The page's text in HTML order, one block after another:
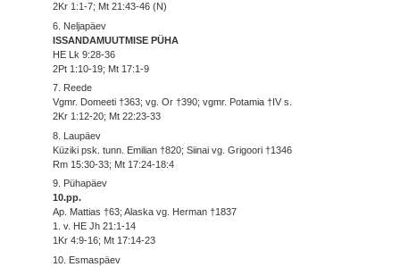
2Kr 1:1-7; Mt 21:43-46 (N)
6. Neljapäev
ISSANDAMUUTMISE PÜHA
HE Lk 9:28-36
2Pt 1:10-19; Mt 17:1-9
7. Reede
Vgmr. Domeeti †363; vg. Or †390; vgmr. Potamia †IV s.
2Kr 1:12-20; Mt 22:23-33
8. Laupäev
Küziki psk. tunn. Emilian †820; Siinai vg. Grigoori †1346
Rm 15:30-33; Mt 17:24-18:4
9. Pühapäev
10.pp.
Ap. Mattias †63; Alaska vg. Herman †1837
1. v. HE Jh 21:1-14
1Kr 4:9-16; Mt 17:14-23
10. Esmaspäev